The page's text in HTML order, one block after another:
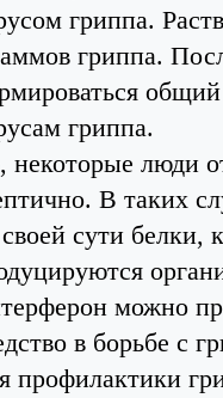
гриппа.
гриппа.
гриппа.
некоторые люди
В таких
сути белки,
можно
в борьбе с
профилактики